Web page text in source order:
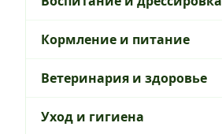
Кормление и питание
Ветеринария и здоровье
Уход и гигиена